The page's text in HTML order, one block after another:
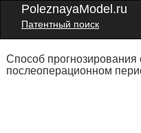
PoleznayaModel.ru
Патентный поиск
Способ
послеоперационном